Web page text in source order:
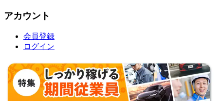
アカウント
会員登録
ログイン